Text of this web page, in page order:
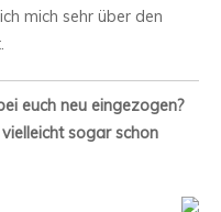
mich sehr über den
euch neu eingezogen?
sogar schon